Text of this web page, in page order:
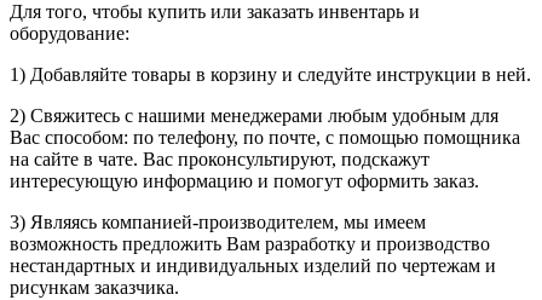
Для того, чтобы купить или заказать инвентарь и
оборудование:
1) Добавляйте товары в корзину и следуйте инструкции в ней.
2) Свяжитесь с нашими менеджерами любым удобным для
Вас способом: по телефону, по почте, с помощью помощника
на сайте в чате. Вас проконсультируют, подскажут
интересующую информацию и помогут оформить заказ.
3) Являясь компанией-производителем, мы имеем
возможность предложить Вам разработку и производство
нестандартных и индивидуальных изделий по чертежам и
рисункам заказчика.